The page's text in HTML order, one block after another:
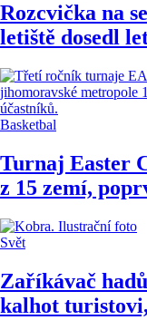
Rozcvička na
letiště dosedl
Basketbal
Turnaj Easter
z 15 zemí,
Svět
Zaříkávač
kalhot